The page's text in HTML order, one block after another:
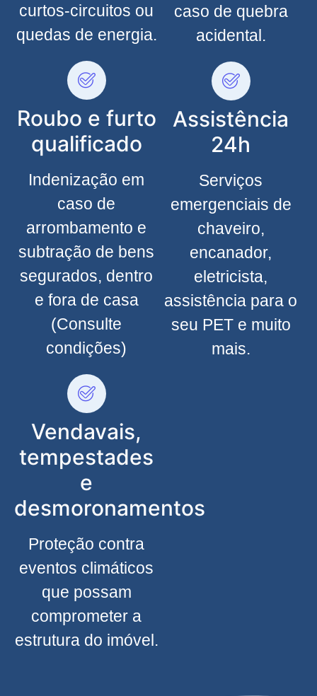
curtos-circuitos ou
quedas de energia.
Roubo e furto
qualificado
Indenização em
caso de
arrombamento e
subtração de bens
segurados, dentro
e fora de casa
(Consulte
condições)
Vendavais,
tempestades
e
desmoronamentos
Proteção contra
eventos climáticos
que possam
comprometer a
estrutura do imóvel.
caso de quebra
acidental.
Assistência
24h
Serviços
emergenciais de
chaveiro,
encanador,
eletricista,
assistência para o
seu PET e muito
mais.